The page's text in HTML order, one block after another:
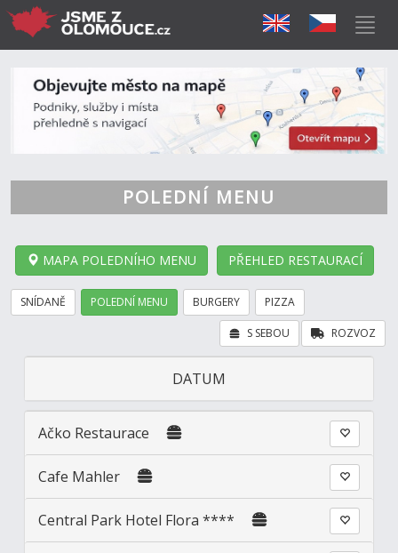
POLEDNÍ MENU
MAPA POLEDNÍHO MENU PŘEHLED RESTAURACÍ
SNÍDANĚ POLEDNÍ MENU BURGERY PIZZA
ROZVOZ
S SEBOU
DATUM
Ačko Restaurace
Cafe Mahler
Central Park Hotel Flora ****